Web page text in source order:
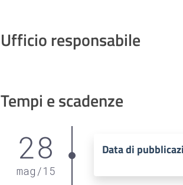
Ufficio responsabile
Tempi e scadenze
28
mag /15
Data di